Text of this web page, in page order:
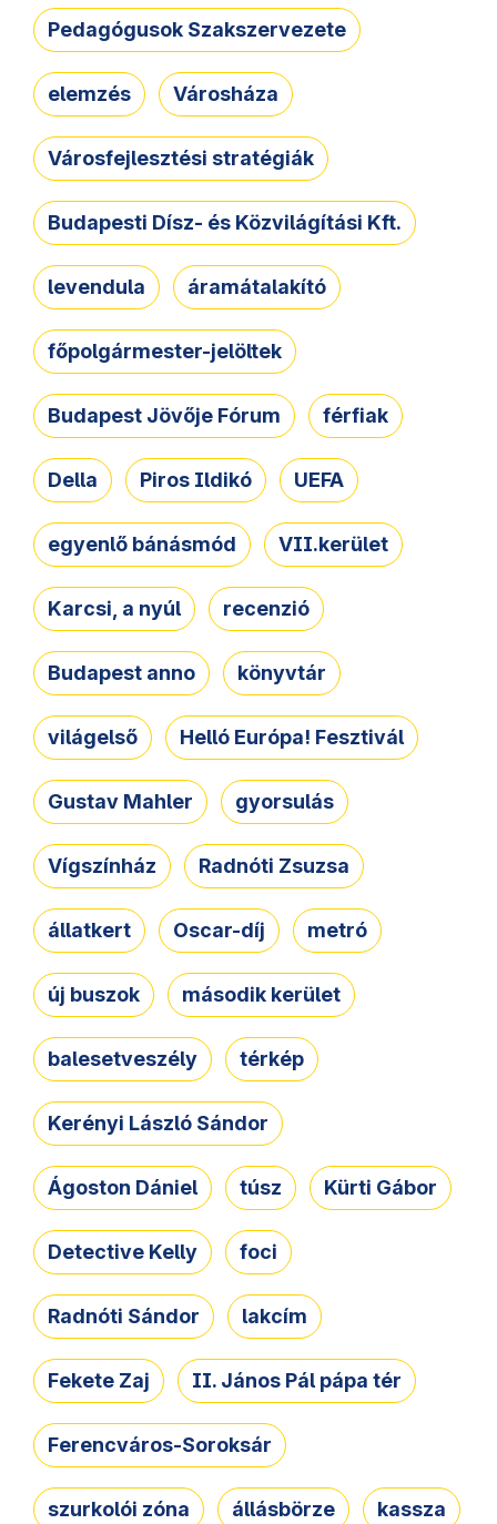
Pedagógusok Szakszervezete
elemzés Városháza
Városfejlesztési stratégiák
Budapesti Dísz- és Közvilágítási Kft.
levendula áramátalakító
főpolgármester-jelöltek
Budapest Jövője Fórum férfiak
Della Piros Ildikó UEFA
egyenlő bánásmód VII.kerület
Karcsi, a nyúl recenzió
Budapest anno könyvtár
világelső Helló Európa! Fesztivál
Gustav Mahler gyorsulás
Vígszínház Radnóti Zsuzsa
állatkert Oscar-díj metró
új buszok második kerület
balesetveszély térkép
Kerényi László Sándor
Ágoston Dániel túsz Kürti Gábor
Detective Kelly foci
Radnóti Sándor lakcím
Fekete Zaj II. János Pál pápa tér
Ferencváros-Soroksár
szurkolói zóna állásbörze kassza